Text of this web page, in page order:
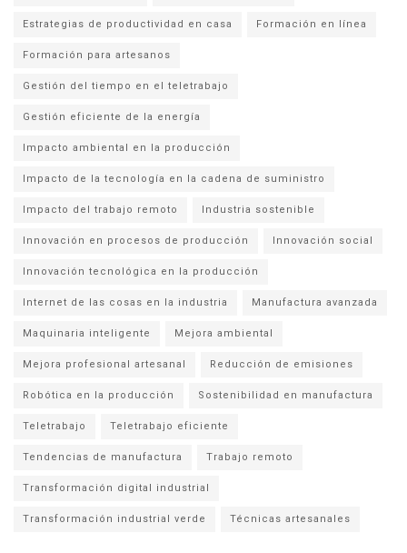
Estrategias de productividad en casa Formación en línea
Formación para artesanos
Gestión del tiempo en el teletrabajo
Gestión eficiente de la energía
Impacto ambiental en la producción
Impacto de la tecnología en la cadena de suministro
Impacto del trabajo remoto Industria sostenible
Innovación en procesos de producción Innovación social
Innovación tecnológica en la producción
Internet de las cosas en la industria Manufactura avanzada
Maquinaria inteligente Mejora ambiental
Mejora profesional artesanal Reducción de emisiones
Robótica en la producción Sostenibilidad en manufactura
Teletrabajo Teletrabajo eficiente
Tendencias de manufactura Trabajo remoto
Transformación digital industrial
Transformación industrial verde Técnicas artesanales